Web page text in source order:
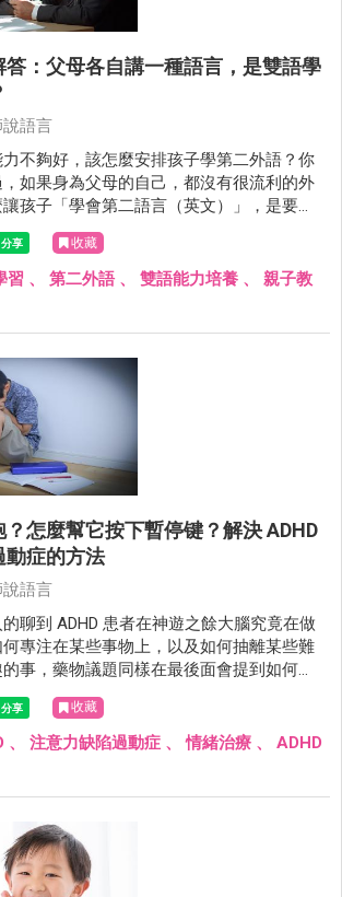
答：父母各自講一種語言，是雙語學
語言
不夠好，該怎麼安排孩子學第二外語？你
如果身為父母的自己，都沒有很流利的外
孩子「學會第二語言（英文）」，是要應
道的詞彙嗎？還是送去全美補習班（經濟允
雙語補習班？又或者是課後再去補習、加強
收藏
習 、 第二外語、 雙語能力培養 、 親子教
怎麼幫它按下暫停键？解決 ADHD
動症的方法
語言
聊到 ADHD 患者在神遊之餘大腦究竟在做
專注在某些事物上，以及如何抽離某些難
事，藥物議題同樣在最後面會提到如何作
大家會很有幫助的！
收藏
、 注意力缺陷過動症 、情緒治療 、 ADHD